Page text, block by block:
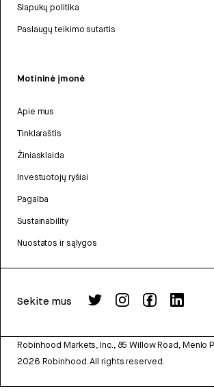
Slapukų politika
Paslaugų teikimo sutartis
Motininė įmonė
Apie mus
Tinklaraštis
Žiniasklaida
Investuotojų ryšiai
Pagalba
Sustainability
Nuostatos ir sąlygos
Sekite mus
Robinhood Markets, Inc., 85 Willow Road, Menlo
2026 Robinhood. All rights reserved.